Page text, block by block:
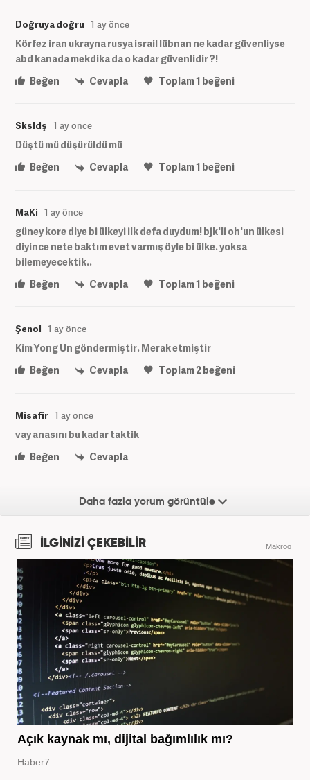
Doğruya doğru 1 ay önce
Körfez iran ukrayna rusya israil lübnan ne kadar güvenliyse
abd kanada mekdika da o kadar güvenlidir ?!
Beğen
Cevapla Toplam1 beğeni
Sksldş 1 ay önce
Düştü mü düşürüldü mü
Beğen
Cevapla Toplam1 beğeni
MaKi 1 ay önce
güney kore diye bi ülkeyi ilk defa duydum! bjk'li oh'un ülkesi
diyince nete baktım evet varmış öyle bi ülke. yoksa
bilemeyecektik..
Beğen
Cevapla Toplam1 beğeni
Şenol 1 ay önce
Kim Yong Un göndermiştir. Merak etmiştir
Beğen
Cevapla Toplam2beğeni
Misafir 1 ay önce
vay anasını bu kadar taktik
Beğen
Cevapla
Daha fazla yorum görüntüle
İLGİNİZİ ÇEKEBİLİR Makroo
Açık kaynak mı, dijital bağımlılık mı?
Haber7